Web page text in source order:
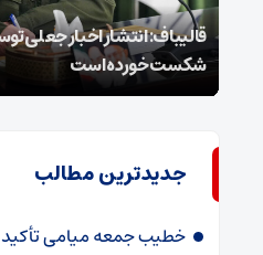
قالیباف: انتشار اخبار جعلی
شکست خورده است
جدیدترین مطالب
خطیب جمعه میامی تأکید